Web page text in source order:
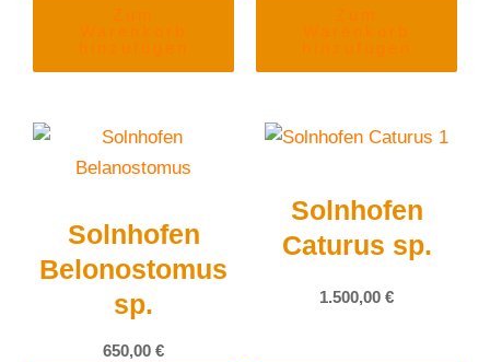
Solnhofen
Belonostomus
sp.
650,00 €
Solnhofen
Caturus sp.
1.500,00 €